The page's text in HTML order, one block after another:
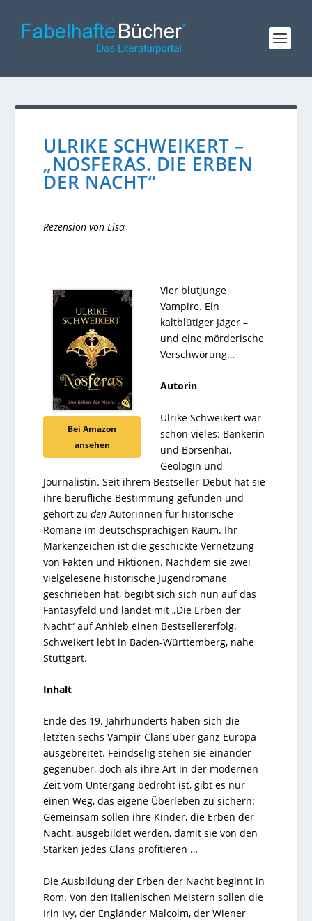
ULRIKE SCHWEIKERT –
„NOSFERAS. DIE ERBEN
DER NACHT“
Rezension von Lisa
Bei Amazon
ansehen
Vier blutjunge
Vampire. Ein
kaltblütiger Jäger –
und eine mörderische
Verschwörung…
Autorin
Ulrike Schweikert war
schon vieles: Bankerin
und Börsenhai,
Geologin und
Journalistin. Seit ihrem Bestseller-Debüt hat sie
ihre berufliche Bestimmung gefunden und
gehört zuden Autorinnen für historische
Romane im deutschsprachigen Raum. Ihr
Markenzeichen ist die geschickte Vernetzung
von Fakten und Fiktionen. Nachdem sie zwei
vielgelesene historische Jugendromane
geschrieben hat, begibt sich sich nun auf das
Fantasyfeld und landet mit „Die Erben der
Nacht“ auf Anhieb einen Bestsellererfolg.
Schweikert lebt in Baden-Württemberg, nahe
Stuttgart.
Inhalt
Ende des 19. Jahrhunderts haben sich die
letzten sechs Vampir-Clans über ganz Europa
ausgebreitet. Feindselig stehen sie einander
gegenüber, doch als ihre Art in der modernen
Zeit vom Untergang bedroht ist, gibt es nur
einen Weg, das eigene Überleben zu sichern:
Gemeinsam sollen ihre Kinder, die Erben der
Nacht, ausgebildet werden, damit sie von den
Stärken jedes Clans profitieren …
Die Ausbildung der Erben der Nacht beginnt in
Rom. Von den italienischen Meistern sollen die
Irin Ivy, der Engländer Malcolm, der Wiener